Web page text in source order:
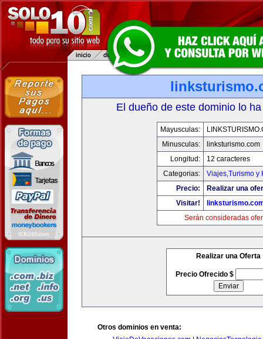
El dueño de este dominio lo
Mayusculas:
Minusculas:
linksturismo.com
Longitud:
12 caracteres
Categorias:
Viajes,Turismo y
Precio:
Realizar una
Visitar!
Serán consideradas
Realizar una Oferta
Precio Ofrecido $
Otros dominios en venta: